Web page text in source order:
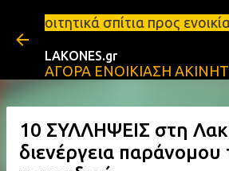
Μετάβαση στο κύριο
προς ενοικίαση στη
LAKONES.gr
ΑΓΟΡΑ ΕΝΟΙΚΙΑΣΗ
10 ΣΥΛΛΗΨΕΙΣ στη
διενέργεια παράνομου